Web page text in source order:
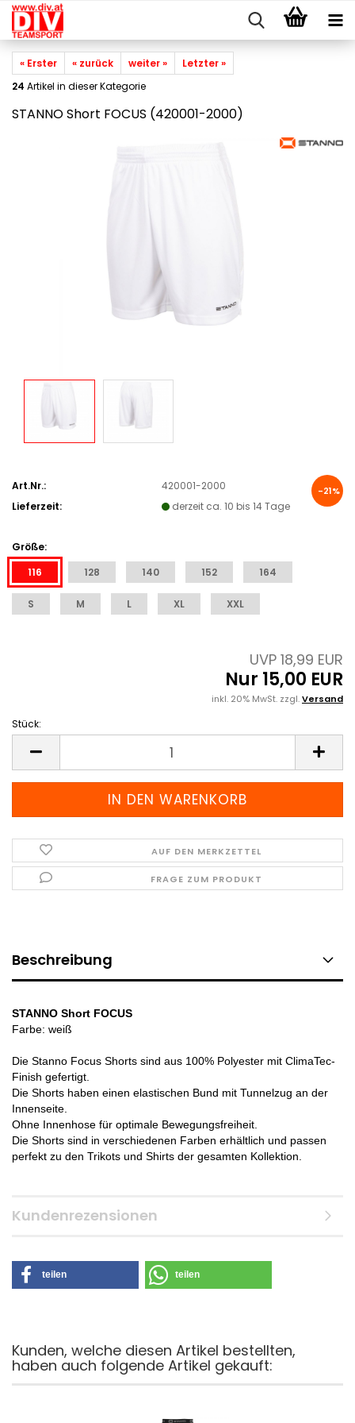
« Erster « zurück weiter »
Letzter »
24 Artikel in dieser Kategorie
STANNO Short FOCUS (420001-2000)
-21%
Art.Nr.:
420001-2000
Lieferzeit:
derzeit ca. 10 bis 14 Tage
Größe:
116
128 140 152 164
S M L XL XXL
UVP 18,99 EUR
Nur 15,00 EUR
inkl. 20% MwSt. zzgl.Versand
Stück:
AUF DEN MERKZETTEL
FRAGE ZUM PRODUKT
Beschreibung
STANNO Short FOCUS
Farbe: weiß
Die Stanno Focus Shorts sind aus 100% Polyester mit ClimaTec-
Finish gefertigt.
Die Shorts haben einen elastischen Bund mit Tunnelzug an der
Innenseite.
Ohne Innenhose für optimale Bewegungsfreiheit.
Die Shorts sind in verschiedenen Farben erhältlich und passen
perfekt zu den Trikots und Shirts der gesamten Kollektion.
Kundenrezensionen
teilen teilen
Kunden, welche diesen Artikel bestellten,
haben auch folgende Artikel gekauft: